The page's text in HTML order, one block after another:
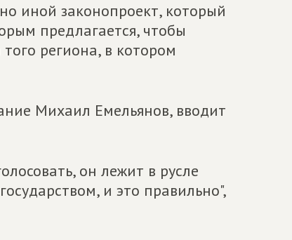
иной законопроект, который
предлагается, чтобы
региона, в котором
Михаил Емельянов, вводит
он лежит в русле
и это правильно",